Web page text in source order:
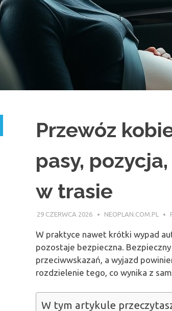
Przewóz
pasy,
w trasie
29 CZERWCA 2026 NEOPLAN.COM.PL
W praktyce nawet krótki wypad
pozostaje bezpieczna.
przeciwwskazań, a wyjazd
rozdzielenie tego, co wynika z
W tym artykule